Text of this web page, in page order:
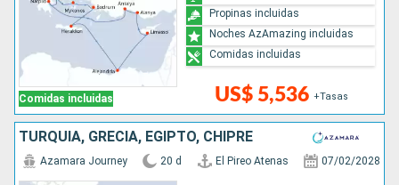
Comidas incluidas US$ 5,536 +Tasas
Propinas incluidas
Noches AzAmazing incluidas
Comidas incluidas
TURQUÍA, GRECIA, EGIPTO, CHIPRE
Azamara Journey 20 d El Pireo Atenas 07/02/2028